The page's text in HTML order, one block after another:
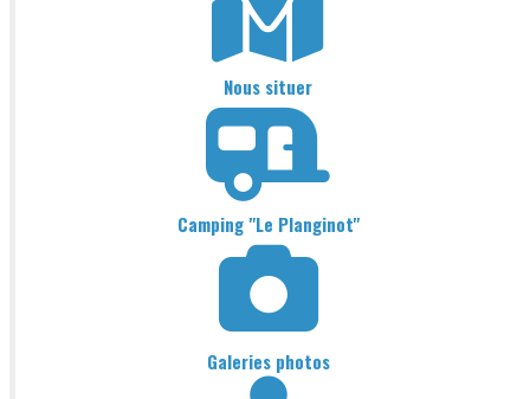
Nous situer
Camping "Le Planginot"
Galeries photos